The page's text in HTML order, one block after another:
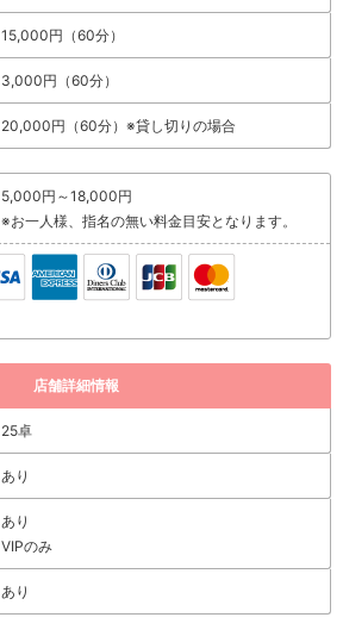
15,000円（60分）
3,000円（60分）
20,000円（60分）※貸し切りの場合
5,000円～18,000円
※お一人様、指名の無い料金目安となります。
店舗詳細情報
25卓
あり
あり
VIPのみ
あり